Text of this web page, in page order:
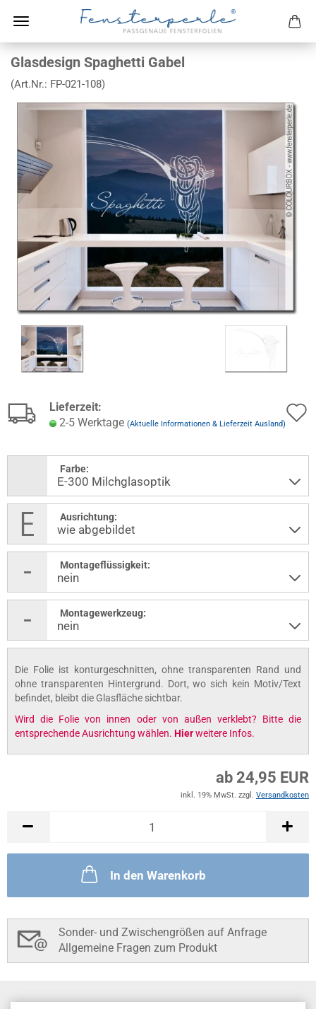
Glasdesign Spaghetti Gabel
(Art.Nr.: FP-021-108)
Lieferzeit:
2-5 Werktage (Aktuelle Informationen & Lieferzeit Ausland)
Farbe:
Ausrichtung:
Montageflüssigkeit:
Montagewerkzeug:
Die Folie ist konturgeschnitten, ohne transparenten Rand und
ohne transparenten Hintergrund. Dort, wo sich kein Motiv/Text
befindet, bleibt die Glasfläche sichtbar.
Wird die Folie von innen oder von außen verklebt? Bitte die
entsprechende Ausrichtung wählen. Hierweitere Infos.
ab 24,95 EUR
inkl. 19% MwSt. zzgl. Versandkosten
In den Warenkorb
Sonder- und Zwischengrößen auf Anfrage
Allgemeine Fragen zum Produkt